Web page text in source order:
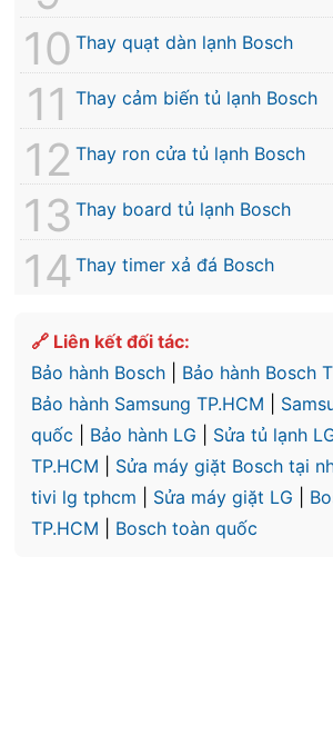
Thay quạt dàn lạnh Bosch
Thay cảm biến tủ lạnh Bosch
Thay ron cửa tủ lạnh Bosch
Thay board tủ lạnh Bosch
Thay timer xả đá Bosch
🔗 Liên kết đối tác:
Bảo hành Bosch
Bảo hành Bosch
Bảo hành Samsung TP.HCM
quốc
Bảo hành LG
Sửa tủ lạnh
TP.HCM
Sửa máy giặt Bosch tại
tivi lg tphcm
Sửa máy giặt LG
TP.HCM
Bosch toàn quốc